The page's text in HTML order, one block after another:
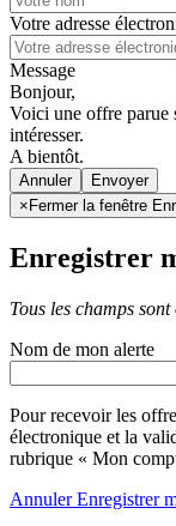
Votre adresse
Message
Bonjour,
Voici une offre parue
intéresser.
A bientôt.
Annuler
× Fermer la fenêtre
Enregistrer
Tous les champs
Nom de mon alerte
Pour recevoir les
électronique et la
rubrique « Mon
AnnulerEnregistrer